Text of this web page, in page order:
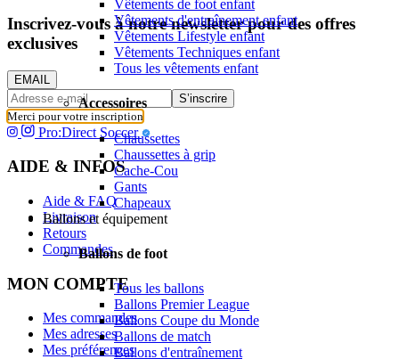
Vêtements de foot enfant
Vêtements d'entraînement enfant
Vêtements Lifestyle enfant
Vêtements Techniques enfant
Tous les vêtements enfant
Accessoires
Chaussettes
Chaussettes à grip
Cache-Cou
Gants
Chapeaux
Ballons et équipement
Ballons de foot
Tous les ballons
Ballons Premier League
Ballons Coupe du Monde
Ballons de match
Ballons d'entraînement
Inscrivez-vous à notre newsletter pour des offres
exclusives
EMAIL
S’inscrire
Merci pour votre inscription
Pro:Direct Soccer
AIDE & INFOS
Aide & FAQ
Livraison
Retours
Commandes
MON COMPTE
Mes commandes
Mes adresses
Mes préférences